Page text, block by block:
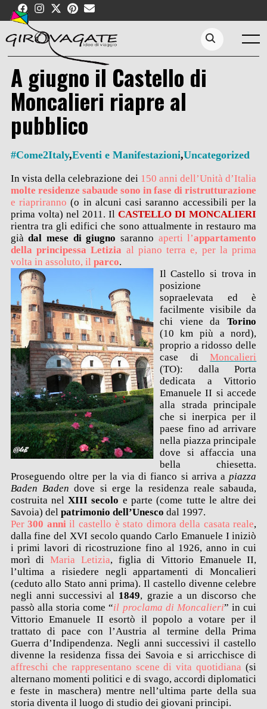
Skip
content
Menu
Search...
A giugno il Castello di
Moncalieri riapre al
pubblico
#Come2Italy,Eventi e Manifestazioni,Uncategorized
In vista della celebrazione dei 150 anni dell’Unità d’Italia
molte residenze sabaude sono in fase di ristrutturazione
e riapriranno (o in alcuni casi saranno accessibili per la
prima volta) nel 2011. IlCASTELLO DI MONCALIERI
rientra tra gli edifici che sono attualmente in restauro ma
giàdal mese di giugno saranno aperti l’appartamento
della principessa Letizia al piano terra e, per la prima
volta in assoluto, il parco.
Il Castello si trova in
posizione
sopraelevata ed è
facilmente visibile da
chi viene daTorino
(10 km più a nord),
proprio a ridosso delle
case diMoncalieri
(TO): dalla Porta
dedicata a Vittorio
Emanuele II si accede
alla strada principale
che si inerpica per il
paese fino ad arrivare
nella piazza principale
dove si affaccia una
bella chiesetta.
Proseguendo oltre per la via di fianco si arriva apiazza
Baden Baden dove si erge la residenza reale sabauda,
costruita nelXIII secolo e parte (come tutte le altre dei
Savoia) del patrimonio dell’Unesco dal 1997.
Per300 anniil castello è stato dimora della casata reale,
dalla fine del XVI secolo quando Carlo Emanuele I iniziò
i primi lavori di ricostruzione fino al 1926, anno in cui
morì diMaria Letizia, figlia di Vittorio Emanuele II,
l’ultima a risiedere negli appartamenti di Moncalieri
(ceduto allo Stato anni prima). Il castello divenne celebre
negli anni successivi al 1849, grazie a un discorso che
passò alla storia come “il proclama di Moncalieri” in cui
Vittorio Emanuele II esortò il popolo a votare per il
trattato di pace con l’Austria al termine della Prima
Guerra d’Indipendenza. Negli anni successivi il castello
divenne la residenza fissa dei Savoia e si arricchisce di
affreschi che rappresentano scene di vita quotidiana (si
alternano momenti politici e di svago, accordi diplomatici
e feste in maschera) mentre nell’ultima parte della sua
storia diventa il luogo di studio dei giovani principi.